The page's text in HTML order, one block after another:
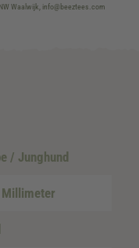
Waalwijk, info@beeztees.com
/ Junghund